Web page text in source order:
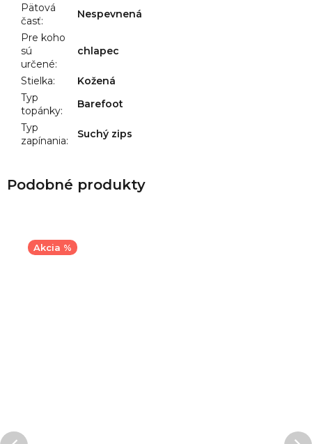
Pätová
časť:
Nespevnená
Pre koho
sú
určené:
chlapec
Stielka:
Kožená
Typ
topánky:
Barefoot
Typ
zapínania:
Suchý zips
Akcia %